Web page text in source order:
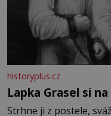
historyplus.cz
Lapka Grasel si
Strhne ji z postele,